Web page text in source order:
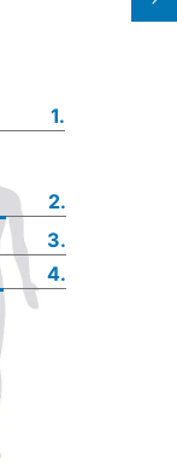
1.
2.
3.
4.